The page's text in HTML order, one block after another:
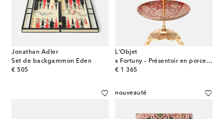
Jonathan Adler
Set de backgammon Eden
€ 505
original price
L'Objet
x Fortuny – Présentoir en porcelaine et plaqué or
€ 1 365
original price
nouveauté